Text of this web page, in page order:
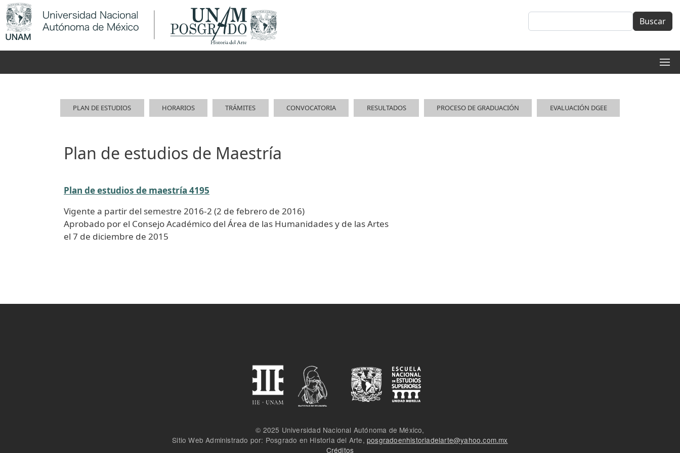
Pasar al contenido principal
Buscar
Buscar
Maestría
PLAN DE ESTUDIOS HORARIOS TRÁMITES CONVOCATORIA RESULTADOS PROCESO DE GRADUACIÓN EVALUACIÓN DGEE
Plan de estudios de Maestría
Plan de estudios de maestría 4195
Vigente a partir del semestre 2016-2 (2 de febrero de 2016)
Aprobado por el Consejo Académico del Área de las Humanidades y de las Artes
el 7 de diciembre de 2015
© 2025 Universidad Nacional Autónoma de México,
Sitio Web Administrado por: Posgrado en Historia del Arte,posgradoenhistoriadelarte@yahoo.com.mx
Créditos